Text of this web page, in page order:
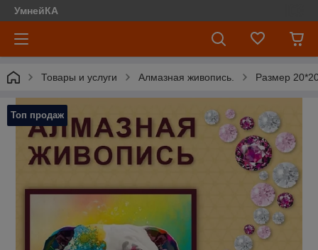
УмнейКА
Товары и услуги Алмазная живопись. Размер
Топ продаж